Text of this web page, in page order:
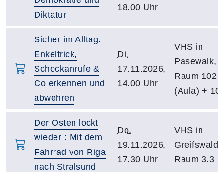
Diktatur
18.00 Uhr
Sicher im Alltag:
Enkeltrick,
Schockanrufe &
Co erkennen und
abwehren
Di.
17.11.2026,
14.00 Uhr
VHS in
Pasewalk,
Raum 102
(Aula) +
Der Osten lockt
wieder : Mit dem
Fahrrad von Riga
nach Stralsund
Do.
19.11.2026,
17.30 Uhr
VHS in
Raum 3.3